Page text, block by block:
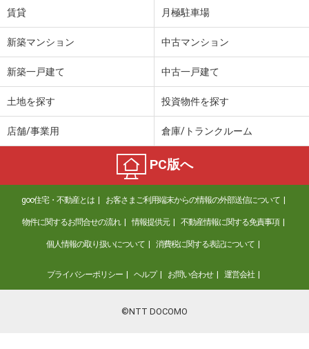
賃貸 月極駐車場
新築マンション 中古マンション
新築一戸建て 中古一戸建て
土地を探す 投資物件を探す
店舗/事業用 倉庫/トランクルーム
PC版へ
goo住宅・不動産とは お客さまご利用端末からの情報の外部送信について
物件に関するお問合せの流れ 情報提供元 不動産情報に関する免責事項
個人情報の取り扱いについて 消費税に関する表記について
プライバシーポリシー ヘルプ お問い合わせ 運営会社
©NTT DOCOMO